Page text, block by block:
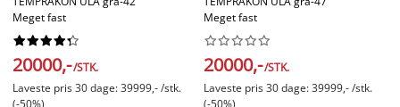
Meget fast






20000,-/STK.
Laveste pris 30 dage: 39999,- /stk.
Meget fast






20000,-/STK.
Laveste pris 30 dage: 39999,- /stk.